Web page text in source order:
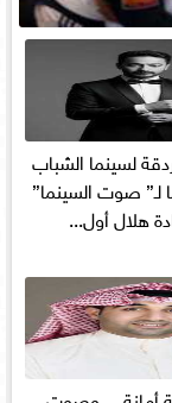
لسينما الشباب
صوت السينما”
هلال أول...